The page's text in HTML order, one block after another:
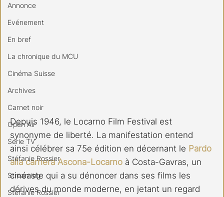
Annonce
Evénement
En bref
La chronique du MCU
Cinéma Suisse
Archives
Carnet noir
Open Air
Série TV
Stéfanie Rossier
Streaming
Stefanie Rossier
Depuis 1946, le Locarno Film Festival est
synonyme de liberté. La manifestation entend
ainsi célébrer sa 75e édition en décernant le Pardo
alla carriera Ascona-Locarno à Costa-Gavras, un
cinéaste qui a su dénoncer dans ses films les
dérives du monde moderne, en jetant un regard